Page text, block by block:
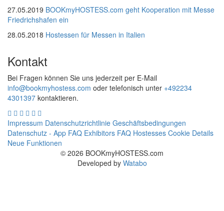
27.05.2019 BOOKmyHOSTESS.com geht Kooperation mit Messe
Friedrichshafen ein
28.05.2018 Hostessen für Messen in Italien
Kontakt
Bei Fragen können Sie uns jederzeit per E-Mail
info@bookmyhostess.com oder telefonisch unter +492234
4301397 kontaktieren.
Impressum Datenschutzrichtlinie Geschäftsbedingungen
Datenschutz - App FAQ Exhibitors FAQ Hostesses Cookie Details
Neue Funktionen
© 2026 BOOKmyHOSTESS.com
Developed by Watabo